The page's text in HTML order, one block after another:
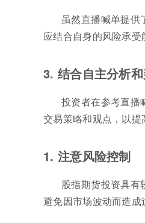
虽然直播喊单提供
应结合自身的风险承受
3. 结合自主分析
投资者在参考直播
交易策略和观点，以提
1. 注意风险控制
股指期货投资具有
避免因市场波动而造成